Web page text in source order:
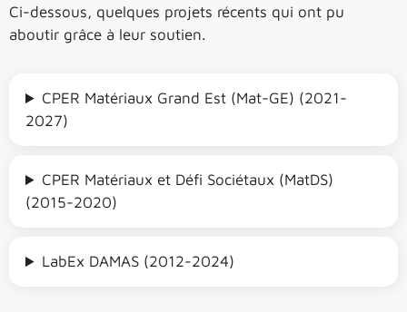
Ci-dessous, quelques projets récents qui ont pu
aboutir grâce à leur soutien.
CPER Matériaux Grand Est (Mat-GE) (2021-
2027)
CPER Matériaux et Défi Sociétaux (MatDS)
(2015-2020)
LabEx DAMAS (2012-2024)